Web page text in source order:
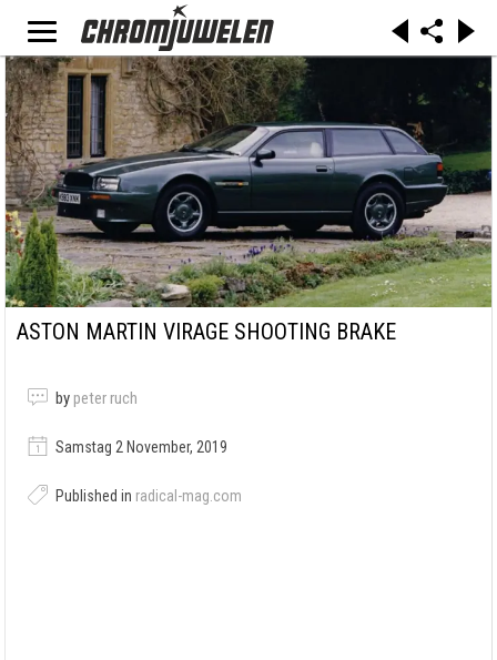
ASTON MARTIN VIRAGE SHOOTING BRAKE
by peter ruch
Samstag 2 November, 2019
Published in radical-mag.com